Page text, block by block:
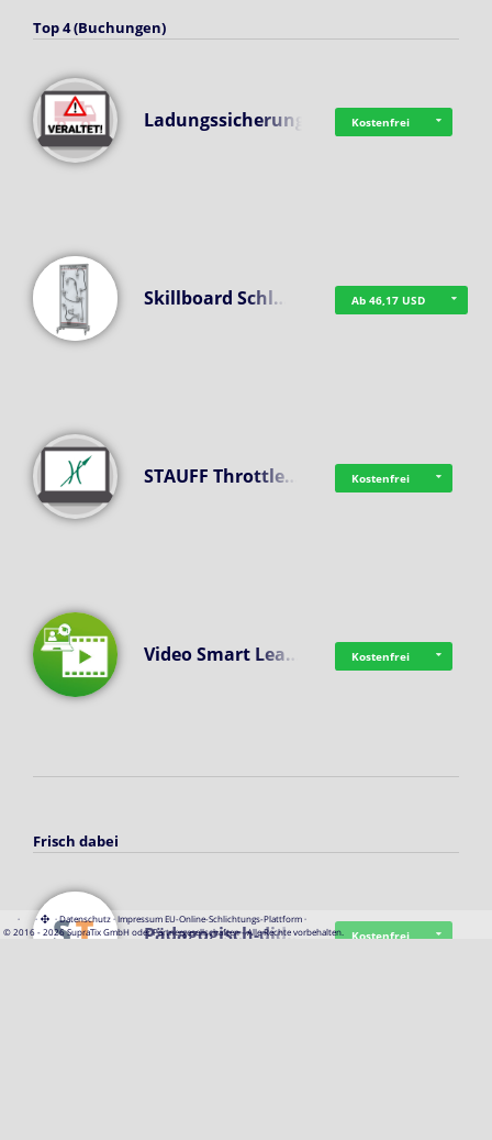
Top 4 (Buchungen)
Ladungssicherung Kostenfrei
Skillboard Schl… Ab 46,17 USD
STAUFF Throttle… Kostenfrei
Video Smart Lea… Kostenfrei
Frisch dabei
Pädagogisch-did… Kostenfrei
· · ·Datenschutz·Impressum EU-Online-Schlichtungs-Plattform·
© 2016 - 2026 SupraTix GmbH oder Partnergesellschaften - Alle Rechte vorbehalten.